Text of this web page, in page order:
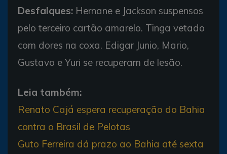
Desfalques: Hernane e Jackson suspensos
pelo terceiro cartão amarelo. Tinga vetado
com dores na coxa. Edigar Junio, Mario,
Gustavo e Yuri se recuperam de lesão.
Leia também:
Renato Cajá espera recuperação do Bahia
contra o Brasil de Pelotas
Guto Ferreira dá prazo ao Bahia até sexta